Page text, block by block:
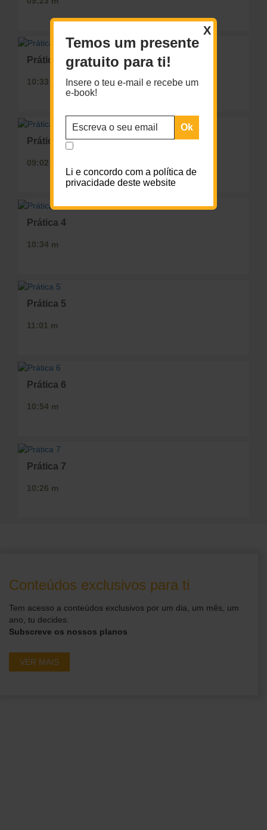
Prática 2
10:33 m
Prática 3
09:02 m
Prática 4
10:34 m
Prática 5
11:01 m
Prática 6
10:54 m
Prática 7
10:26 m
Conteúdos exclusivos para ti
Tem acesso a conteúdos exclusivos por um dia, um mês, um
ano, tu decides.
Subscreve os nossos planos
VER MAIS
Temos um presente
gratuito para ti!
Insere o teu e-mail e recebe um
e-book!
Li e concordo com a política de
privacidade deste website
X